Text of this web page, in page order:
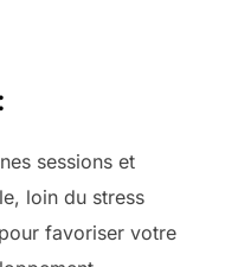
sessions et
loin du stress
favoriser votre